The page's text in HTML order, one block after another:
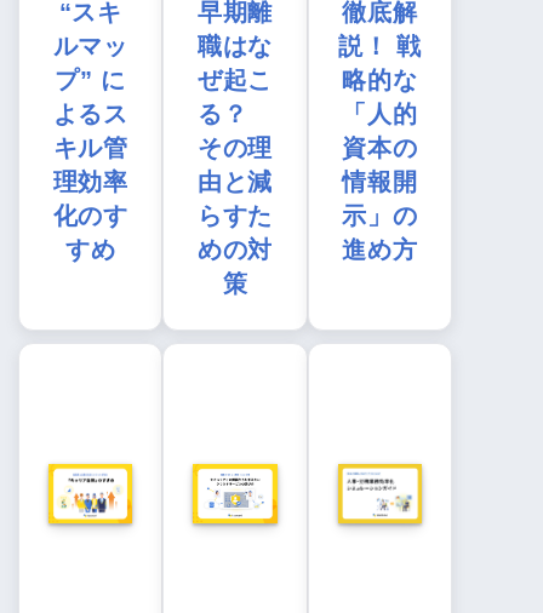
“スキ
ルマッ
プ” に
よるス
キル管
理効率
化のす
すめ
早期離
職はな
ぜ起こ
る？
その理
由と減
らすた
めの対
策
徹底解
説！ 戦
略的な
「人的
資本の
情報開
示」の
進め方